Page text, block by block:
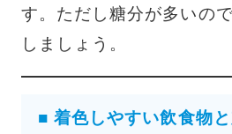
す。ただし糖分が多いの
しましょう。
■ 着色しやすい飲食物